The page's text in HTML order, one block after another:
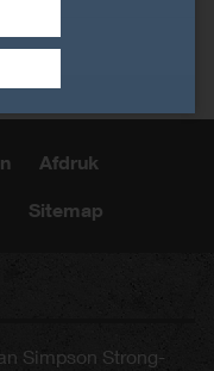
Afdruk
Sitemap
Simpson Strong-